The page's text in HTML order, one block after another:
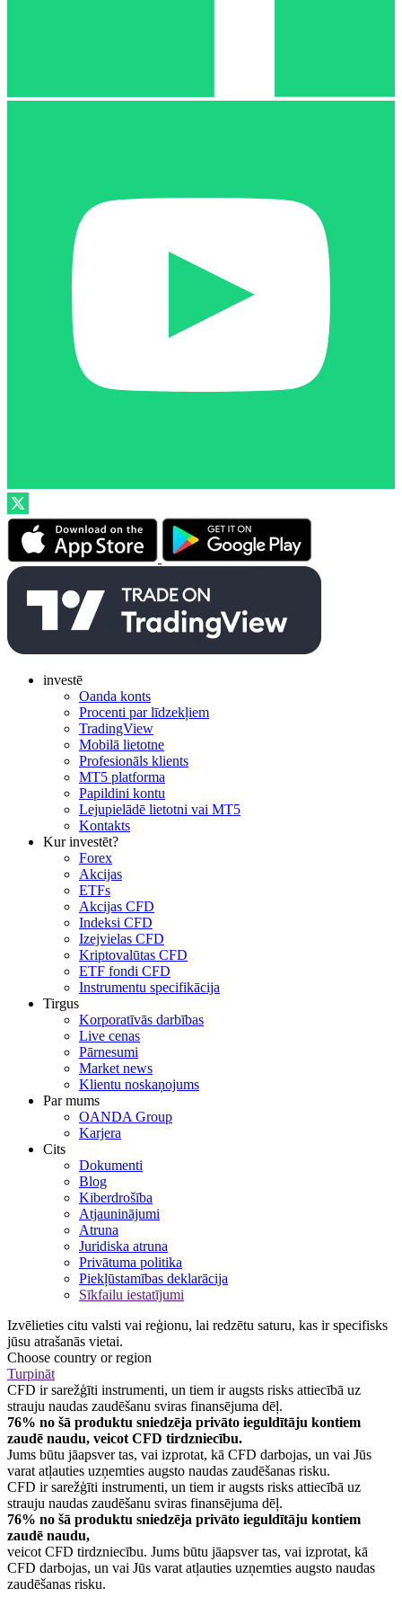
investē
Oanda konts
Procenti par līdzekļiem
TradingView
Mobilā lietotne
Profesionāls klients
MT5 platforma
Papildini kontu
Lejupielādē lietotni vai MT5
Kontakts
Kur investēt?
Forex
Akcijas
ETFs
Akcijas CFD
Indeksi CFD
Izejvielas CFD
Kriptovalūtas CFD
ETF fondi CFD
Instrumentu specifikācija
Tirgus
Korporatīvās darbības
Live cenas
Pārnesumi
Market news
Klientu noskaņojums
Par mums
OANDA Group
Karjera
Cits
Dokumenti
Blog
Kiberdrošība
Atjauninājumi
Atruna
Juridiska atruna
Privātuma politika
Piekļūstamības deklarācija
Sīkfailu iestatījumi
Izvēlieties citu valsti vai reģionu, lai redzētu saturu, kas ir specifisks
jūsu atrašanās vietai.
Choose country or region
Turpināt
CFD ir sarežģīti instrumenti, un tiem ir augsts risks attiecībā uz
strauju naudas zaudēšanu sviras finansējuma dēļ.
76% no šā produktu sniedzēja privāto ieguldītāju kontiem
zaudē naudu, veicot CFD tirdzniecību.
Jums būtu jāapsver tas, vai izprotat, kā CFD darbojas, un vai Jūs
varat atļauties uzņemties augsto naudas zaudēšanas risku.
CFD ir sarežģīti instrumenti, un tiem ir augsts risks attiecībā uz
strauju naudas zaudēšanu sviras finansējuma dēļ.
76% no šā produktu sniedzēja privāto ieguldītāju kontiem
zaudē naudu,
veicot CFD tirdzniecību. Jums būtu jāapsver tas, vai izprotat, kā
CFD darbojas, un vai Jūs varat atļauties uzņemties augsto naudas
zaudēšanas risku.